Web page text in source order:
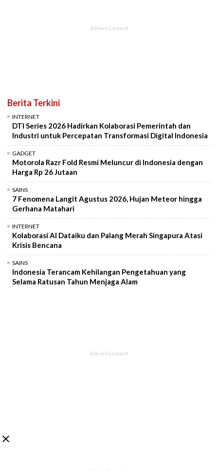
Berita Terkini
INTERNET
DTI Series 2026 Hadirkan Kolaborasi Pemerintah dan
Industri untuk Percepatan Transformasi Digital Indonesia
GADGET
Motorola Razr Fold Resmi Meluncur di Indonesia dengan
Harga Rp 26 Jutaan
SAINS
7 Fenomena Langit Agustus 2026, Hujan Meteor hingga
Gerhana Matahari
INTERNET
Kolaborasi AI Dataiku dan Palang Merah Singapura Atasi
Krisis Bencana
SAINS
Indonesia Terancam Kehilangan Pengetahuan yang
Selama Ratusan Tahun Menjaga Alam
